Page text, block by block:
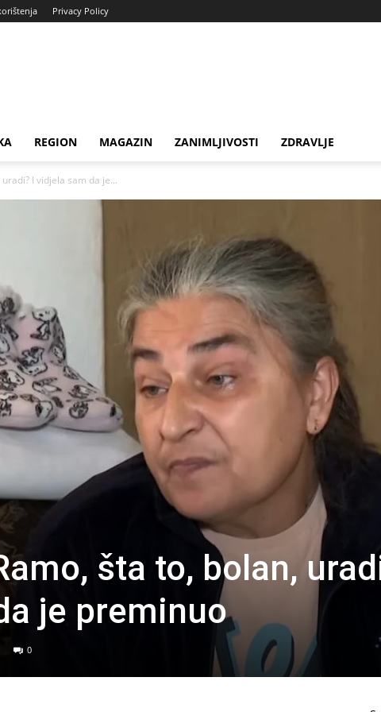
Privacy Policy
REGION MAGAZIN ZANIMLJIVOSTI ZDRAVLJE
I vidjela sam da je...
šta to, bolan,
je preminuo
0